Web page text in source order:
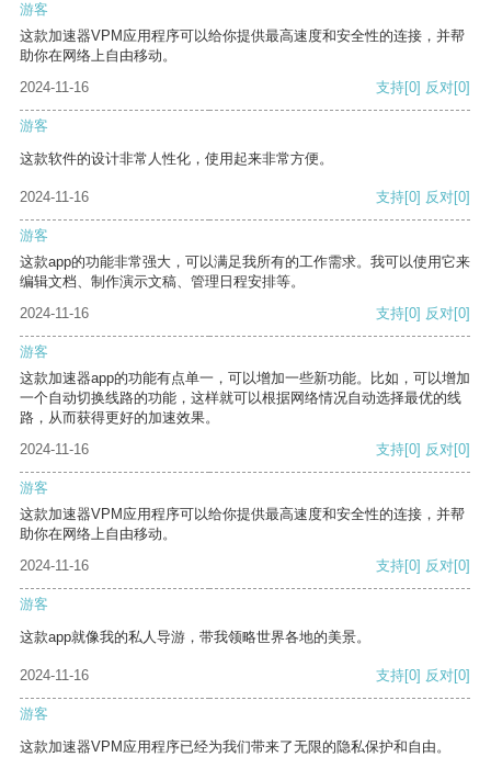
游客
这款加速器VPM应用程序可以给你提供最高速度和安全性的连接，并帮
助你在网络上自由移动。
2024-11-16
支持[0] 反对[0]
游客
这款软件的设计非常人性化，使用起来非常方便。
2024-11-16 支持[0] 反对[0]
游客
这款app的功能非常强大，可以满足我所有的工作需求。我可以使用它来
编辑文档、制作演示文稿、管理日程安排等。
2024-11-16
支持[0] 反对[0]
游客
这款加速器app的功能有点单一，可以增加一些新功能。比如，可以增加
一个自动切换线路的功能，这样就可以根据网络情况自动选择最优的线
路，从而获得更好的加速效果。
2024-11-16
支持[0] 反对[0]
游客
这款加速器VPM应用程序可以给你提供最高速度和安全性的连接，并帮
助你在网络上自由移动。
2024-11-16
支持[0] 反对[0]
游客
这款app就像我的私人导游，带我领略世界各地的美景。
2024-11-16 支持[0] 反对[0]
游客
这款加速器VPM应用程序已经为我们带来了无限的隐私保护和自由。